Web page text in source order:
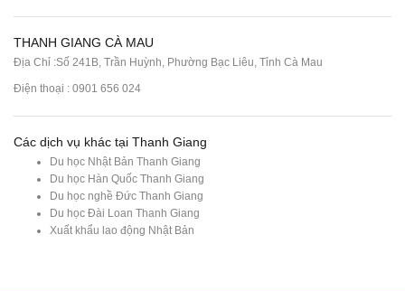
THANH GIANG CÀ MAU
Địa Chỉ :Số 241B, Trần Huỳnh, Phường Bạc Liêu, Tỉnh Cà Mau
Điện thoại : 0901 656 024
Các dịch vụ khác tại Thanh Giang
Du học Nhật Bản Thanh Giang
Du học Hàn Quốc Thanh Giang
Du học nghề Đức Thanh Giang
Du học Đài Loan Thanh Giang
Xuất khẩu lao động Nhật Bản